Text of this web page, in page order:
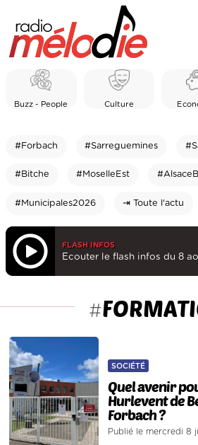
Buzz - People Culture
#Forbach #Sarreguemines
#Bitche #MoselleEst
#Municipales2026 ⇥ Toute l'actu
FLASH INFOS
Ecouter le flash infos du 8
#
SOCIÉTÉ
Quel avenir
Hurlevent de
Forbach ?
Publié le mercredi 8